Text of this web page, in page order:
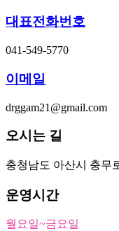
대표전화번호
041-549-5770
이메일
drggam21@gmail.com
오시는 길
충청남도 아산시 충무
운영시간
월요일~금요일